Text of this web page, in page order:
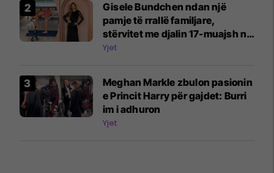
Gisele Bundchen ndan një
pamje të rrallë familjare,
stërvitet me djalin 17-muajsh në
jaht
Yjet
Meghan Markle zbulon pasionin
e Princit Harry për gajdet: Burri
im i adhuron
Yjet